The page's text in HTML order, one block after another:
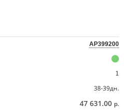
AP399200
1
38-39дн.
47 631.00 р.